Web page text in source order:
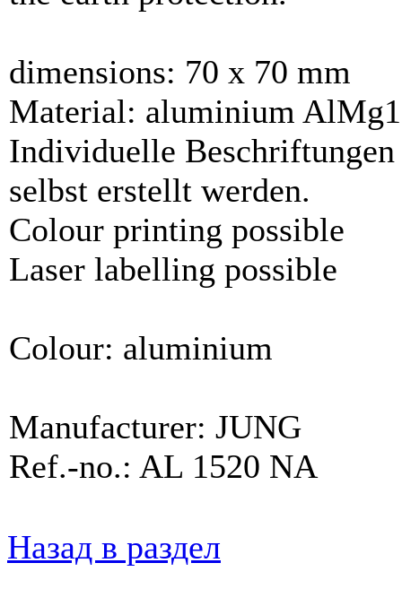
dimensions: 70 x 70 mm
Material: aluminium AlMg1
Individuelle
selbst erstellt werden.
Colour printing possible
Laser labelling possible
Colour: aluminium
Manufacturer: JUNG
Ref.-no.: AL 1520 NA
Назад в раздел